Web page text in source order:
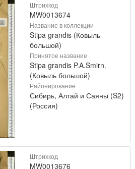
Штрихкод
MW0013674
Название в коллекции
Stipa grandis (Ковыль
большой)
Принятое название
Stipa grandis P.A.Smirn.
(Ковыль большой)
Районирование
Сибирь, Алтай и Саяны (S2)
(Россия)
Штрихкод
MW0013676